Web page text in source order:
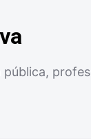
pública,